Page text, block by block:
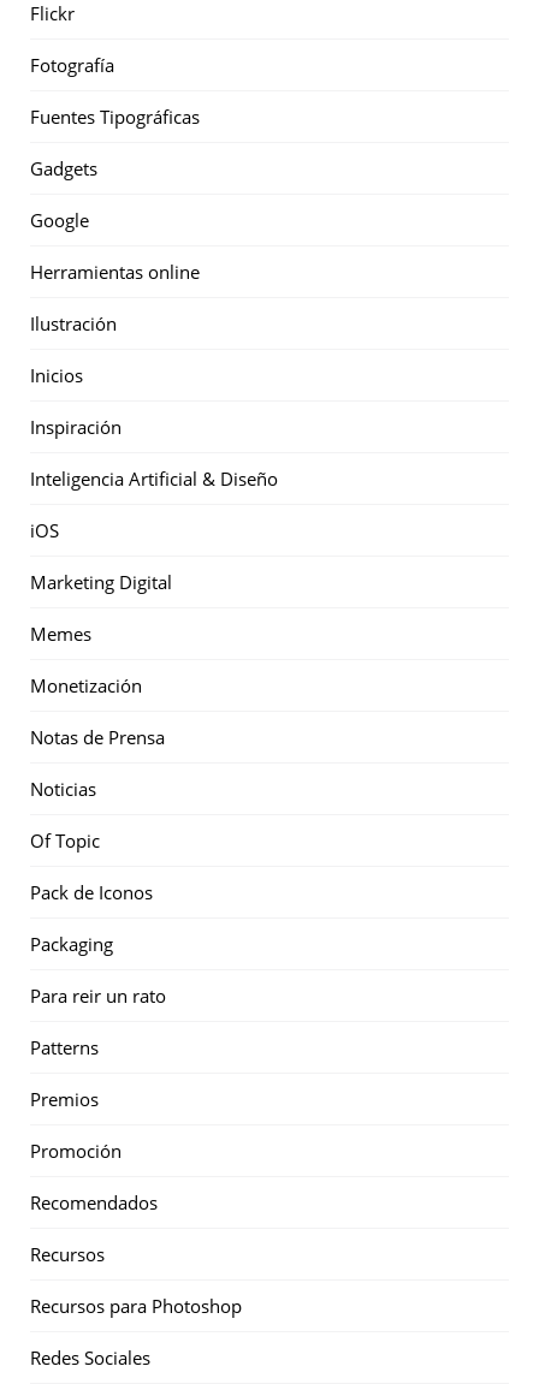
Flickr
Fotografía
Fuentes Tipográficas
Gadgets
Google
Herramientas online
Ilustración
Inicios
Inspiración
Inteligencia Artificial & Diseño
iOS
Marketing Digital
Memes
Monetización
Notas de Prensa
Noticias
Of Topic
Pack de Iconos
Packaging
Para reir un rato
Patterns
Premios
Promoción
Recomendados
Recursos
Recursos para Photoshop
Redes Sociales